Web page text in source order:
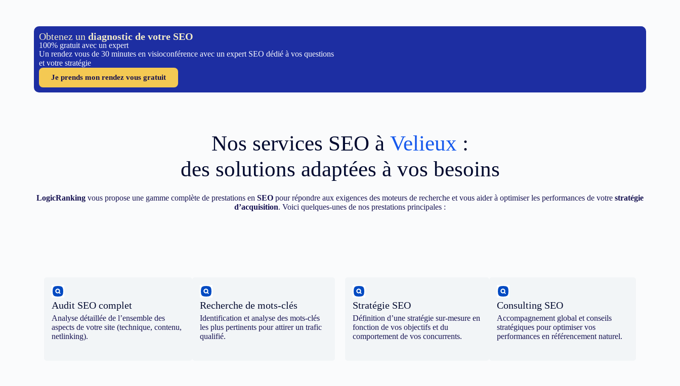
Obtenez undiagnostic de votre SEO
100% gratuit avec un expert
Un rendez vous de 30 minutes en visioconférence avec un expert SEO dédié à vos questions
et votre stratégie
Je prends mon rendez vous gratuit
Nos services SEO à Velieux :
des solutions adaptées à vos besoins
LogicRanking vous propose une gamme complète de prestations en SEO pour répondre aux exigences des moteurs de recherche et vous aider à optimiser les performances de votre stratégie
d’acquisition. Voici quelques-unes de nos prestations principales :
Audit SEO complet
Analyse détaillée de l’ensemble des
aspects de votre site (technique, contenu,
netlinking).
Recherche de mots-clés
Identification et analyse des mots-clés
les plus pertinents pour attirer un trafic
qualifié.
Stratégie SEO
Définition d’une stratégie sur-mesure en
fonction de vos objectifs et du
comportement de vos concurrents.
Consulting SEO
Accompagnement global et conseils
stratégiques pour optimiser vos
performances en référencement naturel.